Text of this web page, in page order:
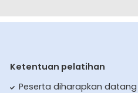
Ketentuan pelatihan
Peserta diharapkan datang